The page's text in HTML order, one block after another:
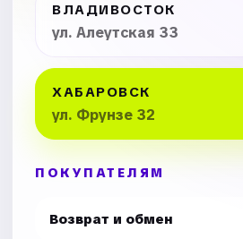
ВЛАДИВОСТОК
ул. Алеутская 33
ХАБАРОВСК
ул. Фрунзе 32
ПОКУПАТЕЛЯМ
Возврат и обмен